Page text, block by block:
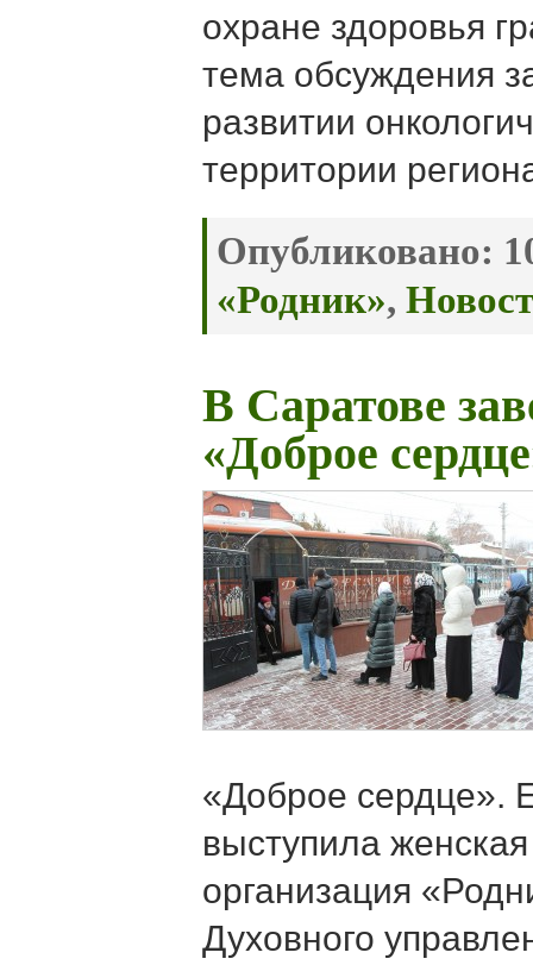
охране здоровья
тема обсуждения
развитии
территории
Опубликовано:
«Родник»,
В Саратове
«Доброе
«Доброе сердце».
выступила
организация
Духовного